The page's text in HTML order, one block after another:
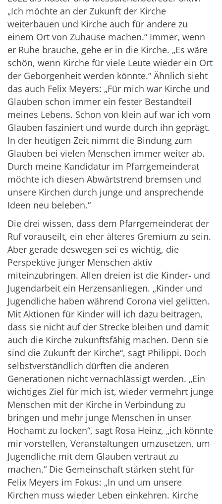
„Ich möchte an der Zukunft der Kirche
weiterbauen und Kirche auch für andere zu
einem Ort von Zuhause machen.“ Immer, wenn
er Ruhe brauche, gehe er in die Kirche. „Es wäre
schön, wenn Kirche für viele Leute wieder ein Ort
der Geborgenheit werden könnte.“ Ähnlich sieht
das auch Felix Meyers: „Für mich war Kirche und
Glauben schon immer ein fester Bestandteil
meines Lebens. Schon von klein auf war ich vom
Glauben fasziniert und wurde durch ihn geprägt.
In der heutigen Zeit nimmt die Bindung zum
Glauben bei vielen Menschen immer weiter ab.
Durch meine Kandidatur im Pfarrgemeinderat
möchte ich diesen Abwärtstrend bremsen und
unsere Kirchen durch junge und ansprechende
Ideen neu beleben.“
Die drei wissen, dass dem Pfarrgemeinderat der
Ruf vorauseilt, ein eher älteres Gremium zu sein.
Aber gerade deswegen sei es wichtig, die
Perspektive junger Menschen aktiv
miteinzubringen. Allen dreien ist die Kinder- und
Jugendarbeit ein Herzensanliegen. „Kinder und
Jugendliche haben während Corona viel gelitten.
Mit Aktionen für Kinder will ich dazu beitragen,
dass sie nicht auf der Strecke bleiben und damit
auch die Kirche zukunftsfähig machen. Denn sie
sind die Zukunft der Kirche“, sagt Philippi. Doch
selbstverständlich dürften die anderen
Generationen nicht vernachlässigt werden. „Ein
wichtiges Ziel für mich ist, wieder vermehrt junge
Menschen mit der Kirche in Verbindung zu
bringen und mehr junge Menschen in unser
Hochamt zu locken“, sagt Rosa Heinz, „ich könnte
mir vorstellen, Veranstaltungen umzusetzen, um
Jugendliche mit dem Glauben vertraut zu
machen.“ Die Gemeinschaft stärken steht für
Felix Meyers im Fokus: „In und um unsere
Kirchen muss wieder Leben einkehren. Kirche